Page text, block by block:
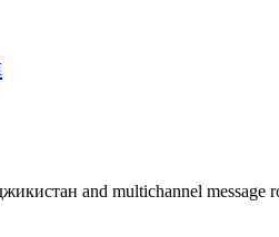
and multichannel